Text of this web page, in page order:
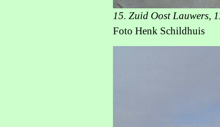
15. Zuid Oost Lauwers,
Foto Henk Schildhuis